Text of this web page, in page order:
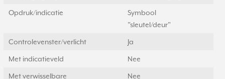
Opdruk/indicatie
Symbool
"sleutel/deur"
Controlevenster/verlicht Ja
Met indicatieveld Nee
Met verwisselbare
Nee